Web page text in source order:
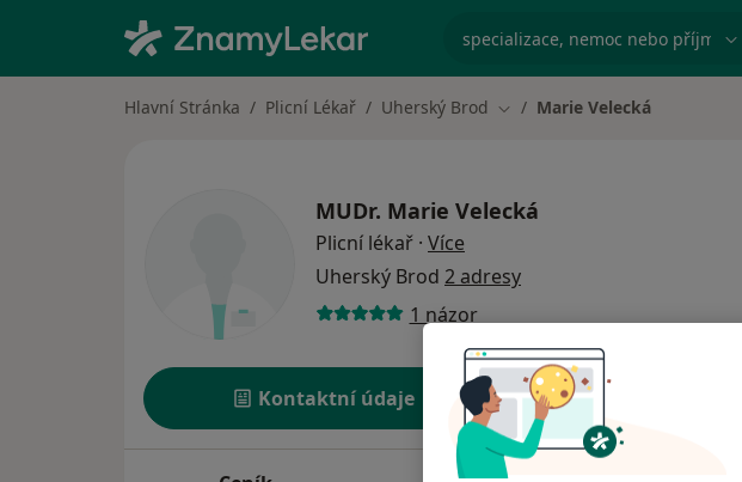
specializace, nemoc nebo
Hlavní Stránka Plicní Lékař Uherský Brod Změna města
Marie Velecká
MUDr. Marie Velecká
Plicní lékař · Více
Uherský Brod 2 adresy
1 názor
Kontaktní údaje